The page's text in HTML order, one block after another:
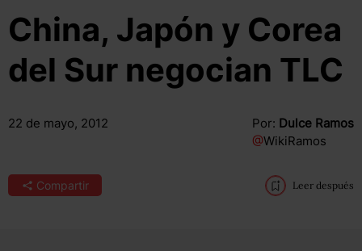
China, Japón y Corea
del Sur negocian TLC
22 de mayo, 2012 Por: Dulce Ramos
@WikiRamos
Compartir Leer después